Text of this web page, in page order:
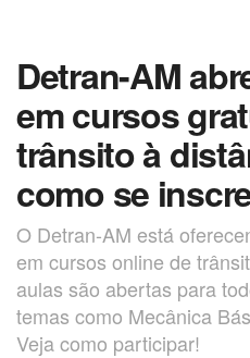
Detran-AM
em cursos
trânsito à
como se
O Detran-AM está
em cursos online de
aulas são abertas para
temas como Mecânica
Veja como participar!